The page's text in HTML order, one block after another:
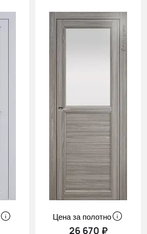
Цена за полотно
26 670 ₽